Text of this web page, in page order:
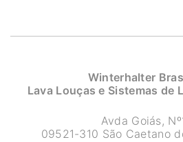
Winterhalter
Lava Louças e Sistemas de
Avda Goiás,
09521-310 São Caetano